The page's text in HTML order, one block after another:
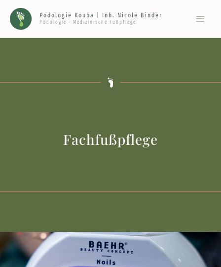
Inhalt
springen
Podologie Kouba | Inh. Nicole Binder
Podologie - Medizinische Fußpflege
Fachfußpflege